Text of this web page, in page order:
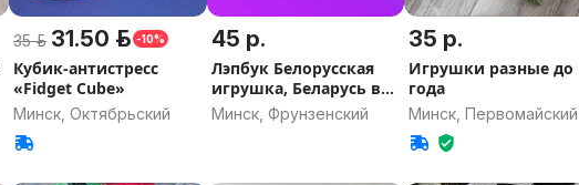
35 р. 31.50 р. -10%
Кубик-антистресс
«Fidget Cube»
Минск, Октябрьский
45 р.
Лэпбук Белорусская
игрушка, Беларусь в
годы ВОВ
Минск, Фрунзенский
35 р.
Игрушки разные до
года
Минск, Первомайский